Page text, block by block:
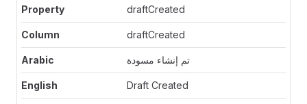
draftCreated
draftCreated
تم إنشاء مسودة
Draft Created